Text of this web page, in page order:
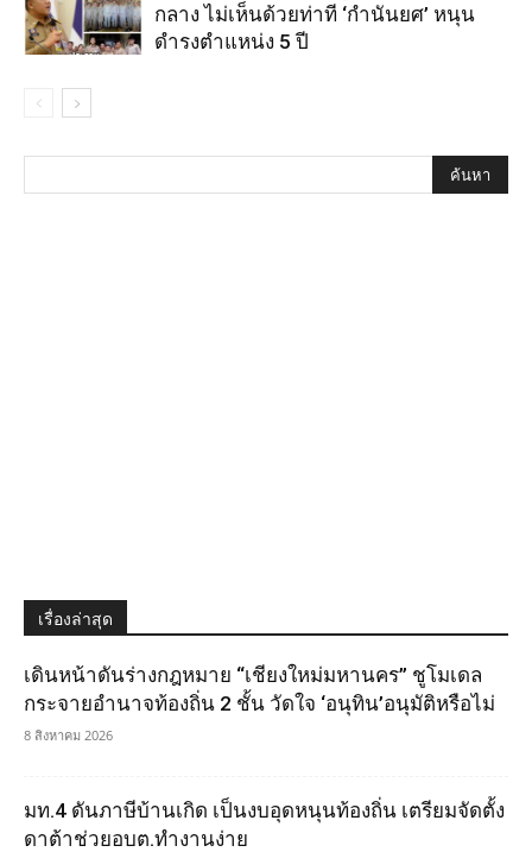
กลาง ไม่เห็นด้วยท่าที ‘กำนันยศ’ หนุน
ดำรงตำแหน่ง 5 ปี
เรื่องล่าสุด
เดินหน้าดันร่างกฎหมาย “เชียงใหม่มหานคร” ชูโมเดล
กระจายอำนาจท้องถิ่น 2 ชั้น วัดใจ ‘อนุทิน’อนุมัติหรือไม่
8 สิงหาคม 2026
มท.4 ดันภาษีบ้านเกิด เป็นงบอุดหนุนท้องถิ่น เตรียมจัดตั้ง
ดาต้าช่วยอบต.ทำงานง่าย